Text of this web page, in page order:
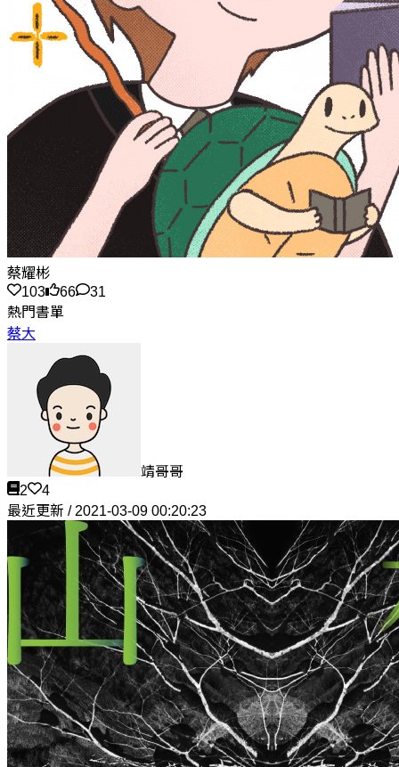
蔡耀彬
103
66
31
熱門書單
蔡大
靖哥哥
2
4
最近更新 / 2021-03-09 00:20:23